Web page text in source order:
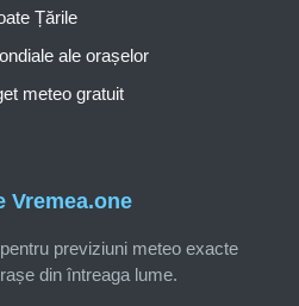
Vremea.one
previziuni meteo exacte
din întreaga lume.
Țările
ale orașelor
meteo gratuit